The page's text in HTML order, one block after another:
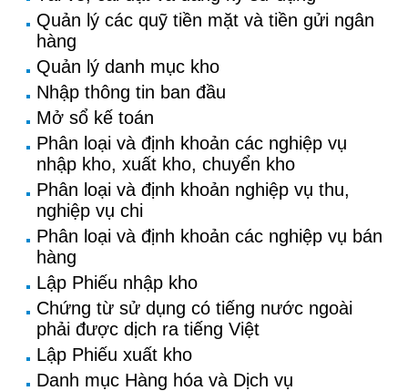
Quản lý các quỹ tiền mặt và tiền gửi ngân
hàng
Quản lý danh mục kho
Nhập thông tin ban đầu
Mở sổ kế toán
Phân loại và định khoản các nghiệp vụ
nhập kho, xuất kho, chuyển kho
Phân loại và định khoản nghiệp vụ thu,
nghiệp vụ chi
Phân loại và định khoản các nghiệp vụ bán
hàng
Lập Phiếu nhập kho
Chứng từ sử dụng có tiếng nước ngoài
phải được dịch ra tiếng Việt
Lập Phiếu xuất kho
Danh mục Hàng hóa và Dịch vụ